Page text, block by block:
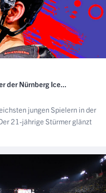
der Nürnberg Ice...
jungen Spielern in der
21-jährige Stürmer glänzt